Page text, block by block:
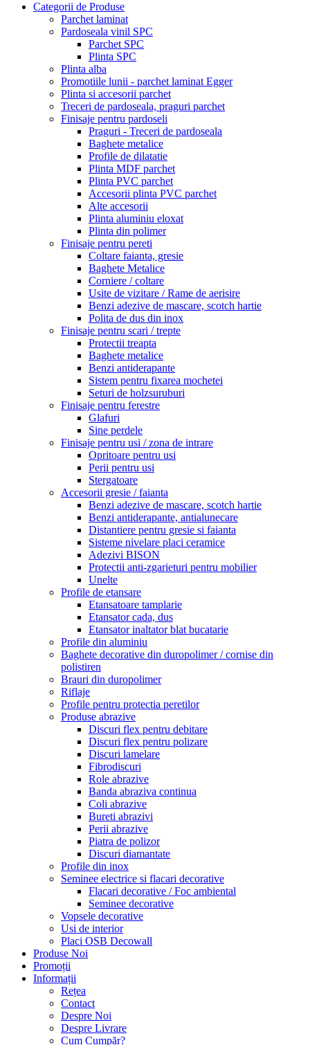
Categorii de Produse
Parchet laminat
Pardoseala vinil SPC
Parchet SPC
Plinta SPC
Plinta alba
Promotiile lunii - parchet laminat Egger
Plinta si accesorii parchet
Treceri de pardoseala, praguri parchet
Finisaje pentru pardoseli
Praguri - Treceri de pardoseala
Baghete metalice
Profile de dilatatie
Plinta MDF parchet
Plinta PVC parchet
Accesorii plinta PVC parchet
Alte accesorii
Plinta aluminiu eloxat
Plinta din polimer
Finisaje pentru pereti
Coltare faianta, gresie
Baghete Metalice
Corniere / coltare
Usite de vizitare / Rame de aerisire
Benzi adezive de mascare, scotch hartie
Polita de dus din inox
Finisaje pentru scari / trepte
Protectii treapta
Baghete metalice
Benzi antiderapante
Sistem pentru fixarea mochetei
Seturi de holzsuruburi
Finisaje pentru ferestre
Glafuri
Sine perdele
Finisaje pentru usi / zona de intrare
Opritoare pentru usi
Perii pentru usi
Stergatoare
Accesorii gresie / faianta
Benzi adezive de mascare, scotch hartie
Benzi antiderapante, antialunecare
Distantiere pentru gresie si faianta
Sisteme nivelare placi ceramice
Adezivi BISON
Protectii anti-zgarieturi pentru mobilier
Unelte
Profile de etansare
Etansatoare tamplarie
Etansator cada, dus
Etansator inaltator blat bucatarie
Profile din aluminiu
Baghete decorative din duropolimer / cornise din
polistiren
Brauri din duropolimer
Riflaje
Profile pentru protectia peretilor
Produse abrazive
Discuri flex pentru debitare
Discuri flex pentru polizare
Discuri lamelare
Fibrodiscuri
Role abrazive
Banda abraziva continua
Coli abrazive
Bureti abrazivi
Perii abrazive
Piatra de polizor
Discuri diamantate
Profile din inox
Seminee electrice si flacari decorative
Flacari decorative / Foc ambiental
Seminee decorative
Vopsele decorative
Usi de interior
Placi OSB Decowall
Produse Noi
Promoții
Informații
Rețea
Contact
Despre Noi
Despre Livrare
Cum Cumpăr?